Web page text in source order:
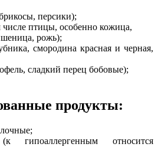
персики);
птицы, особенно кожица,
рожь);
смородина красная и черная,
сладкий перец бобовые);
продукты:
гипоаллергенным относится